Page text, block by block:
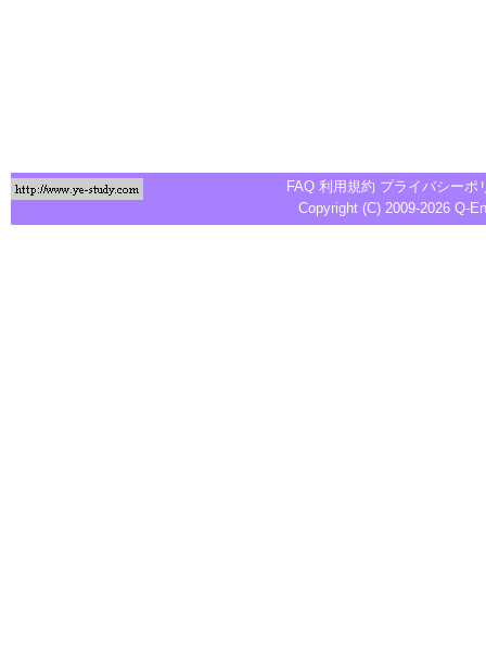
FAQ 利用規約 プライバシーポ
Copyright (C) 2009-2026 Q-